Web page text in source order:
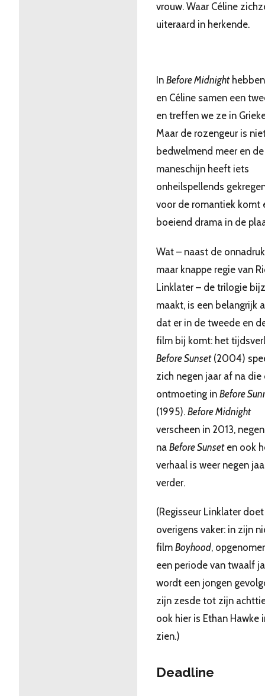
vrouw. Waar Céline
uiteraard in herkende.
In Before Midnighthebben
en Céline samen een
en treffen we ze in
Maar de rozengeur is
bedwelmend meer en de
maneschijn heeft iets
onheilspellends
voor de romantiek komt
boeiend drama in de
Wat – naast de
maar knappe regie van
Linklater – de trilogie
maakt, is een belangrijk
dat er in de tweede en
film bij komt: het
Before Sunset(2004)
zich negen jaar af na die
ontmoeting in Before
(1995). Before Midnight
verscheen in 2013,
na Before Sunseten ook
verhaal is weer negen
verder.
(Regisseur Linklater
overigens vaker: in zijn
film Boyhood,
een periode van twaalf
wordt een jongen
zijn zesde tot zijn
ook hier is Ethan Hawke
zien.)
Deadline